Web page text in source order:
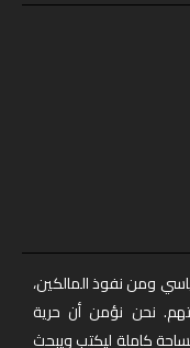
ومن نفوذ المالكين،
نحن نؤمن أن حرية
كاملة ليكتب ويبحث